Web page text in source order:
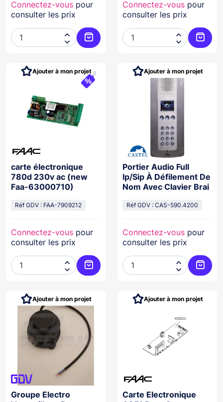
Connectez-vous pour
consulter les prix


Ajouter au panier
Connectez-vous pour
consulter les prix


carte électronique
780d 230v ac (new
Faa-63000710)
Réf GDV : FAA-7909212
Connectez-vous pour
consulter les prix


Ajouter au panier
Ajouter à mon projet
Portier Audio Full
Ip/Sip À Défilement De
Nom Avec Clavier Brai
Réf GDV : CAS-590.4200
Connectez-vous pour
consulter les prix


Ajouter à mon projet
Groupe Electro
Ajouter à mon projet
Carte Electronique
Ajouter à mon projet